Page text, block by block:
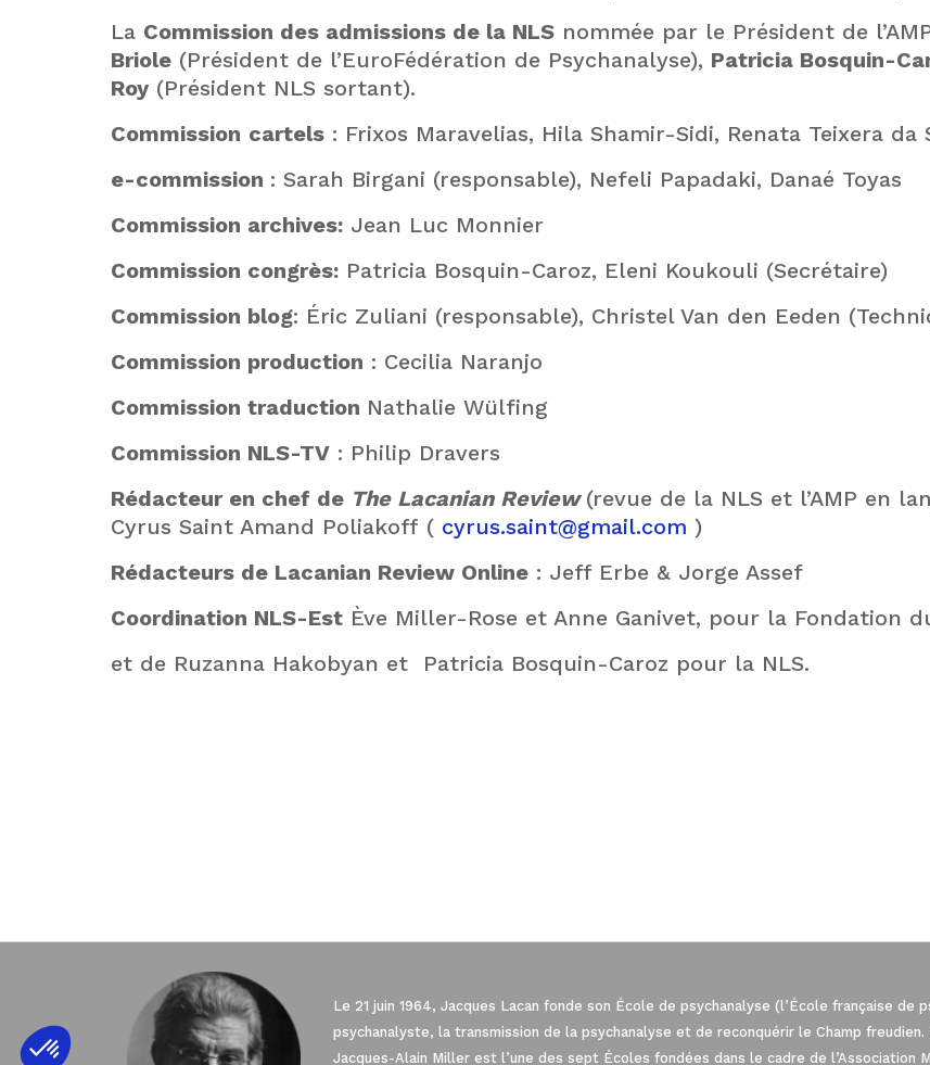
La Commission des admissions de la NLS nommée par le Président de
Briole (Président de l’EuroFédération de Psychanalyse), Patricia Bosquin-
Roy (Président NLS sortant).
Commission cartels : Frixos Maravelias, Hila Shamir-Sidi, Renata Teixera da
e-commission : Sarah Birgani (responsable), Nefeli Papadaki, Danaé Toyas
Commission archives: Jean Luc Monnier
Commission congrès: Patricia Bosquin-Caroz, Eleni Koukouli (Secrétaire)
Commission blog: Éric Zuliani (responsable), Christel Van den Eeden
Commission production : Cecilia Naranjo
Commission traduction Nathalie Wülfing
Commission NLS-TV : Philip Dravers
Rédacteur en chef de The Lacanian Review (revue de la NLS et l’AMP en
Cyrus Saint Amand Poliakoff ( cyrus.saint@gmail.com )
Rédacteurs de Lacanian Review Online : Jeff Erbe & Jorge Assef
Coordination NLS-Est Ève Miller-Rose et Anne Ganivet, pour la Fondation
et de Ruzanna Hakobyan et Patricia Bosquin-Caroz pour la NLS.
Le 21 juin 1964, Jacques Lacan fonde son École de psychanalyse (l’École française de
psychanalyste, la transmission de la psychanalyse et de reconquérir le Champ
Jacques-Alain Miller est l’une des sept Écoles fondées dans le cadre de l’Association
Axeptio consent
Plateforme de Gestion du Consentement : Personnalisez vos Options